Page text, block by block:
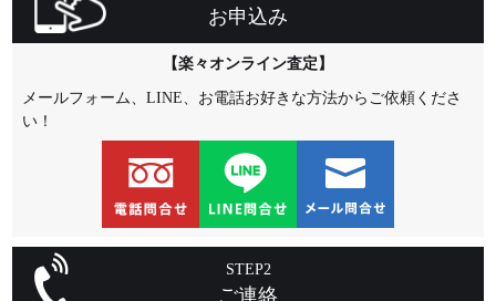
お申込み
【楽々オンライン査定】
メールフォーム、LINE、お電話お好きな方法からご依頼くださ
い！
STEP2
ご連絡